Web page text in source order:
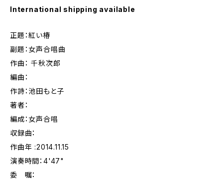
International shipping available
正題：紅い椿
副題：女声合唱曲
作曲： 千秋次郎
編曲：
作詩：池田もと子
著者：
編成：女声合唱
収録曲：
作曲年 :2014.11.15
演奏時間：4'47"
委 嘱：